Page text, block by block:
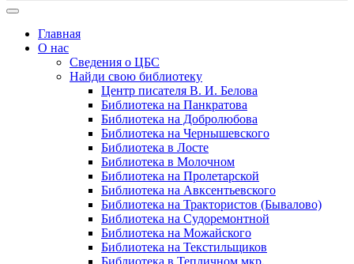
Главная
О нас
Сведения о ЦБС
Найди свою библиотеку
Центр писателя В. И. Белова
Библиотека на Панкратова
Библиотека на Добролюбова
Библиотека на Чернышевского
Библиотека в Лосте
Библиотека в Молочном
Библиотека на Пролетарской
Библиотека на Авксентьевского
Библиотека на Трактористов (Бывалово)
Библиотека на Судоремонтной
Библиотека на Можайского
Библиотека на Текстильщиков
Библиотека в Тепличном мкр.